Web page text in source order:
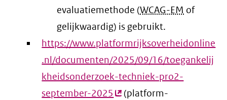
evaluatiemethode (WCAG-EM of
gelijkwaardig) is gebruikt.
https://www.platformrijksoverheidonline
.nl/documenten/2025/09/16/toegankelij
kheidsonderzoek-techniek-pro2-
september-2025 (externe
(platform-